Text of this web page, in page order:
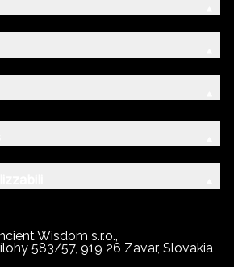
Wisdom s.r.o.,
583/57, 919 26 Zavar, Slovakia